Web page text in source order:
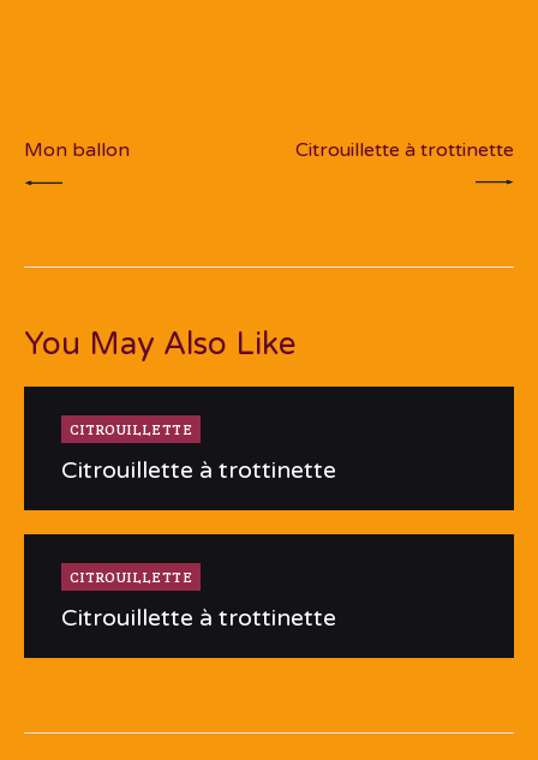
Mon ballon Citrouillette à trottinette
You May Also Like
CITROUILLETTE
Citrouillette à trottinette
CITROUILLETTE
Citrouillette à trottinette